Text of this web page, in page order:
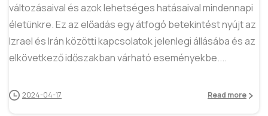
változásaival és azok lehetséges hatásaival mindennapi
életünkre. Ez az előadás egy átfogó betekintést nyújt az
Izrael és Irán közötti kapcsolatok jelenlegi állásába és az
elkövetkező időszakban várható eseményekbe....
2024-04-17 Read more